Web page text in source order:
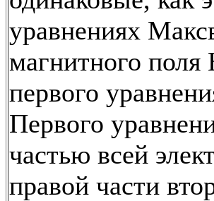
уравнениях
магнитного поля
первого
Первого
частью всей
правой части